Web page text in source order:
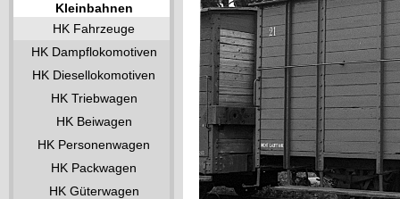
Kleinbahnen
HK Fahrzeuge
HK Dampflokomotiven
HK Diesellokomotiven
HK Triebwagen
HK Beiwagen
HK Personenwagen
HK Packwagen
HK Güterwagen